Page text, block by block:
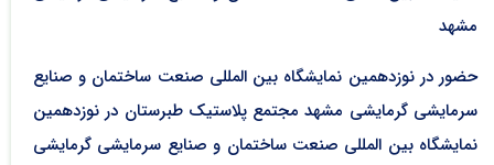
مشهد
حضور در نوزدهمین نمایشگاه بین المللی صنعت ساختمان و صنایع
سرمایشی گرمایشی مشهد مجتمع پلاستیک طبرستان در نوزدهمین
نمایشگاه بین المللی صنعت ساختمان و صنایع سرمایشی گرمایشی